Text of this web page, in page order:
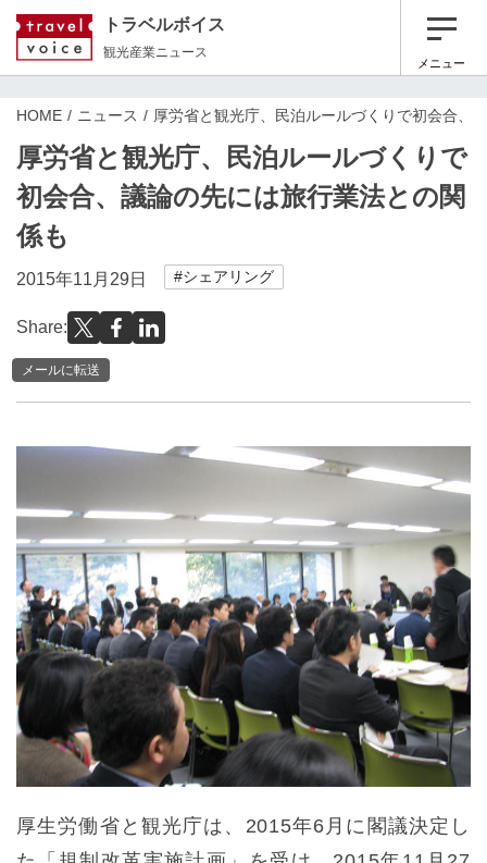
トラベルボイス
観光産業ニュース
メニュー
HOME ニュース 厚労省と観光庁、民泊ルールづくりで初会合、
厚労省と観光庁、民泊ルールづくりで
初会合、議論の先には旅行業法との関
係も
2015年11月29日 #シェアリング
Share:
メールに転送
厚生労働省と観光庁は、2015年6月に閣議決定し